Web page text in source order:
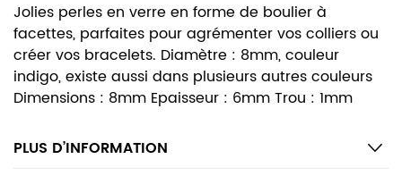
Jolies perles en verre en forme de boulier à
facettes, parfaites pour agrémenter vos colliers ou
créer vos bracelets. Diamètre : 8mm, couleur
indigo, existe aussi dans plusieurs autres couleurs
Dimensions : 8mm Epaisseur : 6mm Trou : 1mm
PLUS D’INFORMATION